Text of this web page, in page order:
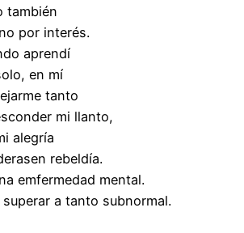
también
por interés.
aprendí
en mí
tanto
mi llanto,
alegría
rebeldía.
emfermedad mental.
a tanto subnormal.